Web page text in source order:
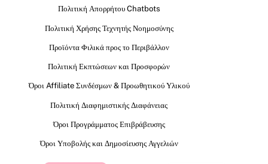
Πολιτική Απορρήτου Chatbots
Πολιτική Χρήσης Τεχνητής Νοημοσύνης
Προϊόντα Φιλικά προς το Περιβάλλον
Πολιτική Εκπτώσεων και Προσφορών
Όροι Affiliate Συνδέσμων & Προωθητικού Υλικού
Πολιτική Διαφημιστικής Διαφάνειας
Όροι Προγράμματος Επιβράβευσης
Όροι Υποβολής και Δημοσίευσης Αγγελιών